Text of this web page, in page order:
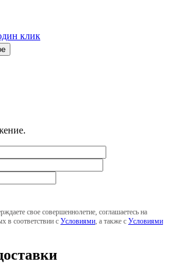
клик
свое совершеннолетие, соглашаетесь на
в соответствии с Условиями , а также с Условиями